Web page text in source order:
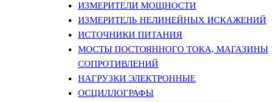
ИЗМЕРИТЕЛИ МОЩНОСТИ
ИЗМЕРИТЕЛЬ НЕЛИНЕЙНЫХ ИСКАЖЕНИЙ
ИСТОЧНИКИ ПИТАНИЯ
МОСТЫ ПОСТОЯННОГО ТОКА, МАГАЗИНЫ
СОПРОТИВЛЕНИЙ
НАГРУЗКИ ЭЛЕКТРОННЫЕ
ОСЦИЛЛОГРАФЫ